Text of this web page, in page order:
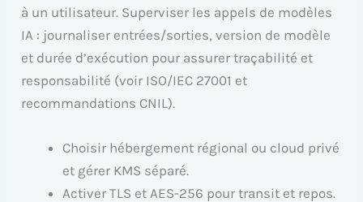
à un utilisateur. Superviser les appels de modèles
IA : journaliser entrées/sorties, version de modèle
et durée d’exécution pour assurer traçabilité et
responsabilité (voir ISO/IEC 27001 et
recommandations CNIL).
Choisir hébergement régional ou cloud privé
et gérer KMS séparé.
Activer TLS et AES-256 pour transit et repos.